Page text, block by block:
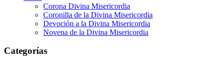
Corona Divina Misericordia
Coronilla de la Divina Misericordia
Devoción a la Divina Misericordia
Novena de la Divina Misericordia
Categorías